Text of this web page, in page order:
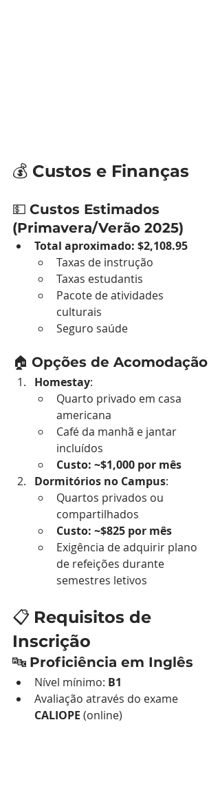
💰 Custos e Finanças
💵 Custos Estimados
(Primavera/Verão 2025)
Total aproximado: $2,108.95
Taxas de instrução
Taxas estudantis
Pacote de atividades
culturais
Seguro saúde
🏠 Opções de Acomodação
Homestay:
Quarto privado em casa
americana
Café da manhã e jantar
incluídos
Custo: ~$1,000 por mês
Dormitórios no Campus:
Quartos privados ou
compartilhados
Custo: ~$825 por mês
Exigência de adquirir plano
de refeições durante
semestres letivos
📋 Requisitos de
Inscrição
🔤 Proficiência em Inglês
Nível mínimo: B1
Avaliação através do exame
CALIOPE (online)